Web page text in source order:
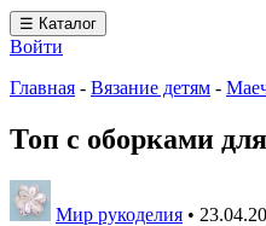
☰ Каталог
Войти
Главная - Вязание детям -
Топ с оборками
Мир рукоделия •